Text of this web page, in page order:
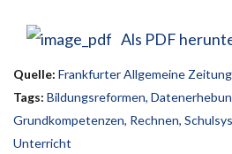
Als PDF
Quelle: Frankfurter Allgemeine Zeitung
Tags: Bildungsreformen,
Grundkompetenzen, Rechnen,
Unterricht